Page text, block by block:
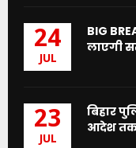
24
JUL
BIG
लाएगी
23
JUL
बिहार
आदेश तक